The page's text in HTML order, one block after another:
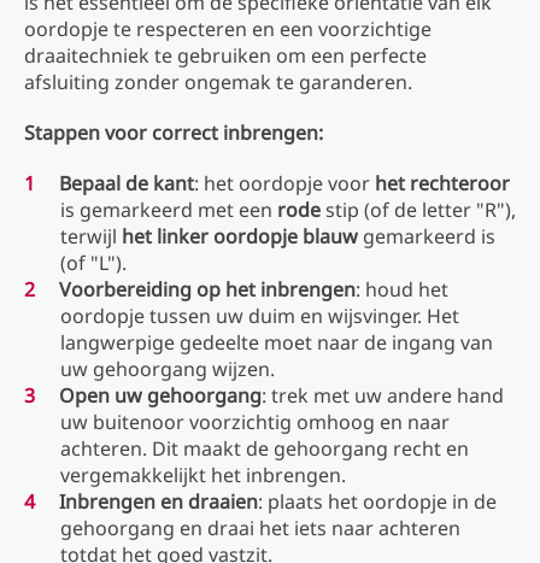
oordopje te respecteren en een voorzichtige
draaitechniek te gebruiken om een ​​perfecte
afsluiting zonder ongemak te garanderen.
Stappen voor correct inbrengen:
Bepaal de kant: het oordopje voor het rechteroor
is gemarkeerd met een rodestip (of de letter "R"),
terwijl het linker oordopje blauw gemarkeerd is
(of "L").
Voorbereiding op het inbrengen: houd het
oordopje tussen uw duim en wijsvinger. Het
langwerpige gedeelte moet naar de ingang van
uw gehoorgang wijzen.
Open uw gehoorgang: trek met uw andere hand
uw buitenoor voorzichtig omhoog en naar
achteren. Dit maakt de gehoorgang recht en
vergemakkelijkt het inbrengen.
Inbrengen en draaien: plaats het oordopje in de
gehoorgang en draai het iets naar achteren
totdat het goed vastzit.